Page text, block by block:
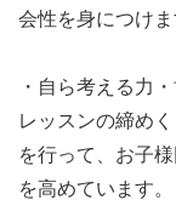
会性を身につけま
・自ら考える力
レッスンの締め
を行って、お子
を高めています